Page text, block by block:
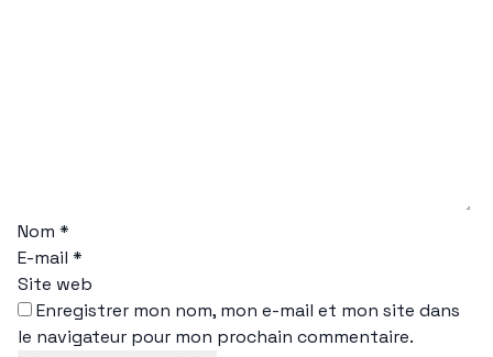
Nom *
E-mail *
Site web
Enregistrer mon nom, mon e-mail et mon site dans
le navigateur pour mon prochain commentaire.